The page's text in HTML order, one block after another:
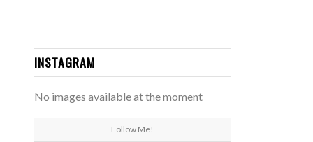
INSTAGRAM
No images available at the moment
Follow Me!